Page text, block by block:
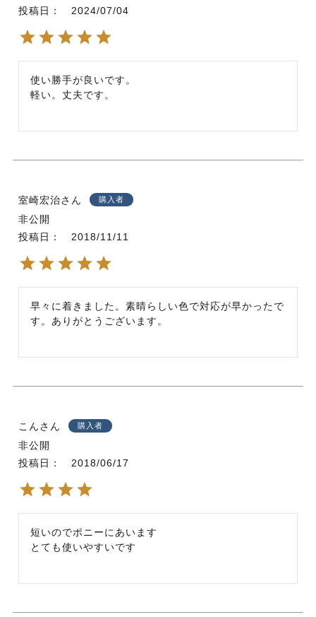
投稿日
2024/07/04
使い勝手が良いです。
軽い。丈夫です。
室崎宏治 購入者
非公開
投稿日
2018/11/11
早々に着きました。素晴らしい色で対応が早かったで
す。ありがとうございます。
こん 購入者
非公開
投稿日
2018/06/17
短いのでポニーにあいます
とても使いやすいです